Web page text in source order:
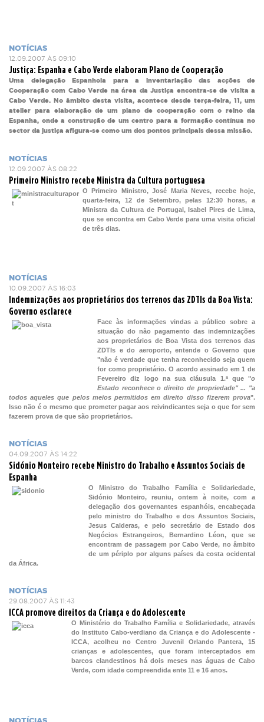
NOTÍCIAS
12.09.2007 ÀS 09:10
Justiça: Espanha e Cabo Verde elaboram Plano de Cooperação
Uma delegação Espanhola para a inventariação das acções de
Cooperação com Cabo Verde na área da Justiça encontra-se de visita a
Cabo Verde. No âmbito desta visita, acontece desde terça-feira, 11, um
atelier para elaboração de um plano de cooperação com o reino da
Espanha, onde a construção de um centro para a formação contínua no
sector da justiça afigura-se como um dos pontos principais dessa missão.
NOTÍCIAS
12.09.2007 ÀS 08:22
Primeiro Ministro recebe Ministra da Cultura portuguesa
O Primeiro Ministro, José Maria Neves, recebe hoje,
quarta-feira, 12 de Setembro, pelas 12:30 horas, a
Ministra da Cultura de Portugal, Isabel Pires de Lima,
que se encontra em Cabo Verde para uma visita oficial
de três dias.
NOTÍCIAS
10.09.2007 ÀS 16:03
Indemnizações aos proprietários dos terrenos das ZDTIs da Boa Vista:
Governo esclarece
Face às informações vindas a público sobre a
situação do não pagamento das indemnizações
aos proprietários de Boa Vista dos terrenos das
ZDTIs e do aeroporto, entende o Governo que
"não é verdade que tenha reconhecido seja quem
for como proprietário. O acordo assinado em 1 de
Fevereiro diz logo na sua cláusula 1.ª que "o
Estado reconhece o direito de propriedade" ... "a
todos aqueles que pelos meios permitidos em direito disso fizerem prova".
Isso não é o mesmo que prometer pagar aos reivindicantes seja o que for sem
fazerem prova de que são proprietários.
NOTÍCIAS
04.09.2007 ÀS 14:22
Sidónio Monteiro recebe Ministro do Trabalho e Assuntos Sociais de
Espanha
O Ministro do Trabalho Família e Solidariedade,
Sidónio Monteiro, reuniu, ontem à noite, com a
delegação dos governantes espanhóis, encabeçada
pelo ministro do Trabalho e dos Assuntos Sociais,
Jesus Calderas, e pelo secretário de Estado dos
Negócios Estrangeiros, Bernardino Léon, que se
encontram de passagem por Cabo Verde, no âmbito
de um périplo por alguns países da costa ocidental
da África.
NOTÍCIAS
29.08.2007 ÀS 11:43
ICCA promove direitos da Criança e do Adolescente
O Ministério do Trabalho Família e Solidariedade, através
do Instituto Cabo-verdiano da Criança e do Adolescente -
ICCA, acolheu no Centro Juvenil Orlando Pantera, 15
crianças e adolescentes, que foram interceptados em
barcos clandestinos há dois meses nas águas de Cabo
Verde, com idade compreendida ente 11 e 16 anos.